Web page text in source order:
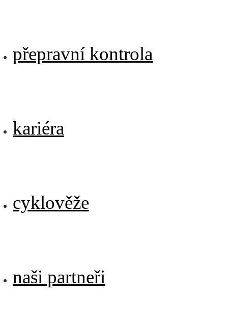
přepravní kontrola
kariéra
cyklověže
naši partneři